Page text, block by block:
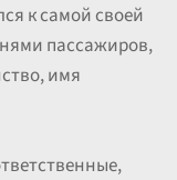
к самой своей
пассажиров,
имя